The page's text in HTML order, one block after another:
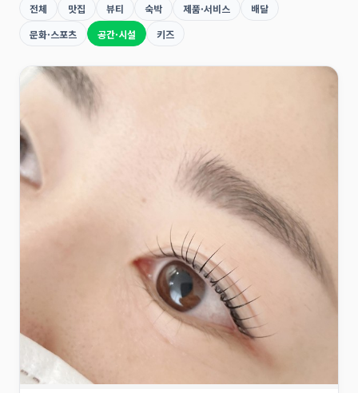
전체 맛집 뷰티 숙박 제품·서비스
배달
문화·스포츠
공간·시설 키즈